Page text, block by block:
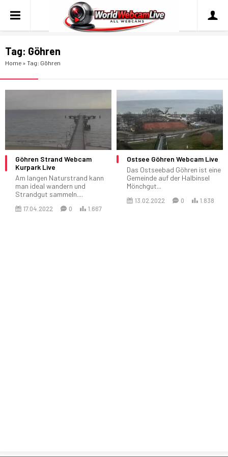
Tag: Göhren
Home » Tag: Göhren
Göhren Strand Webcam
Kurpark Live
Am langen Naturstrand kann
man ideal wandern und
Strandgut sammeln....
17.04.2022 0 1.667
Ostsee Göhren Webcam Live
Das Ostseebad Göhren ist eine
Gemeinde auf der Halbinsel
Mönchgut...
13.02.2022 0 1.838